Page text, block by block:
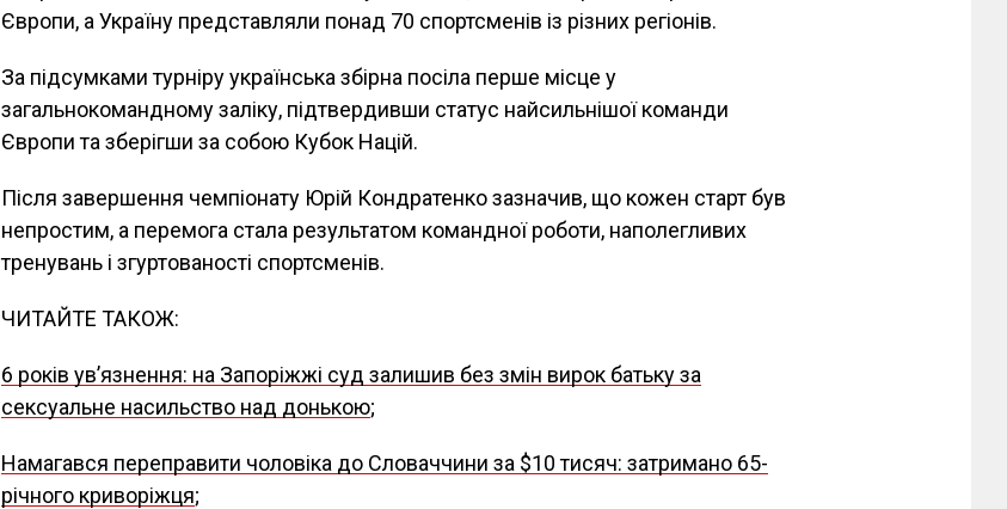
Європи, а Україну представляли понад 70 спортсменів із різних регіонів.
За підсумками турніру українська збірна посіла перше місце у
загальнокомандному заліку, підтвердивши статус найсильнішої команди
Європи та зберігши за собою Кубок Націй.
Після завершення чемпіонату Юрій Кондратенко зазначив, що кожен старт був
непростим, а перемога стала результатом командної роботи, наполегливих
тренувань і згуртованості спортсменів.
ЧИТАЙТЕ ТАКОЖ:
6 років увʼязнення: на Запоріжжі суд залишив без змін вирок батьку за
сексуальне насильство над донькою;
Намагався переправити чоловіка до Словаччини за $10 тисяч: затримано 65-
річного криворіжця;